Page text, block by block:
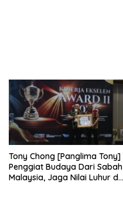
Tony Chong [Panglima Tony]
Penggiat Budaya Dari Sabah
Malaysia, Jaga Nilai Luhur di